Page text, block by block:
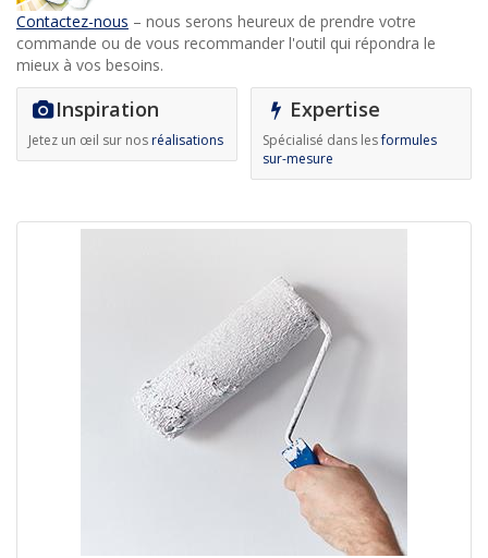
Contactez-nous – nous serons heureux de prendre votre
commande ou de vous recommander l'outil qui répondra le
mieux à vos besoins.
Inspiration
Jetez un œil sur nosréalisations
Expertise
Spécialisé dans lesformules
sur-mesure